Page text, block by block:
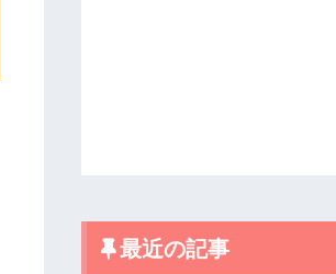
最近の記事